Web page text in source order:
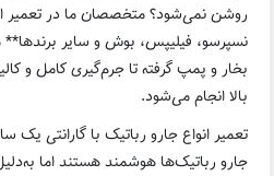
روشن نمی‌شود؟ متخصصان ما در تعمیر
نسپرسو، فیلیپس، بوش و سایر برندها**
بخار و پمپ گرفته تا جرم‌گیری کامل و
بالا انجام می‌شود.
تعمیر انواع جارو رباتیک با گارانتی یک
جارو رباتیک‌ها هوشمند هستند اما